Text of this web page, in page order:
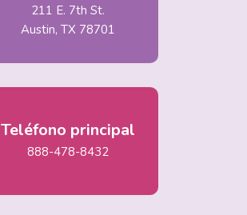
211 E. 7th St.
Austin, TX 78701
Teléfono principal
888-478-8432